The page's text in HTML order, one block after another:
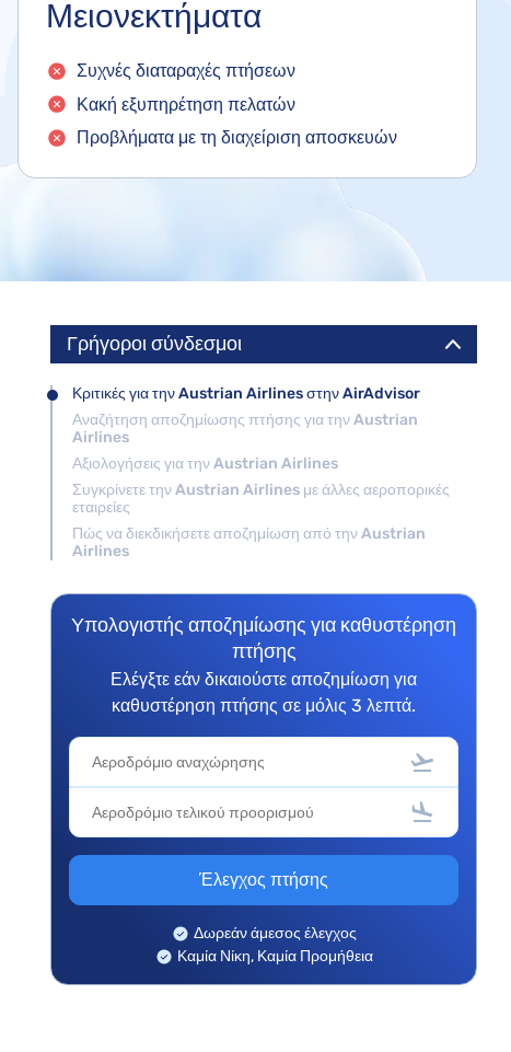
Μειονεκτήματα
Συχνές διαταραχές πτήσεων
Κακή εξυπηρέτηση πελατών
Προβλήματα με τη διαχείριση αποσκευών
Γρήγοροι σύνδεσμοι
Κριτικές για την Austrian Airlines στην AirAdvisor
Αναζήτηση αποζημίωσης πτήσης για την Austrian
Airlines
Αξιολογήσεις για την Austrian Airlines
Συγκρίνετε την Austrian Airlines με άλλες αεροπορικές
εταιρείες
Πώς να διεκδικήσετε αποζημίωση από την Austrian
Airlines
Υπολογιστής αποζημίωσης για καθυστέρηση
πτήσης
Ελέγξτε εάν δικαιούστε αποζημίωση για
καθυστέρηση πτήσης σε μόλις 3 λεπτά.
Έλεγχος πτήσης
Δωρεάν άμεσος έλεγχος
Καμία Νίκη, Καμία Προμήθεια